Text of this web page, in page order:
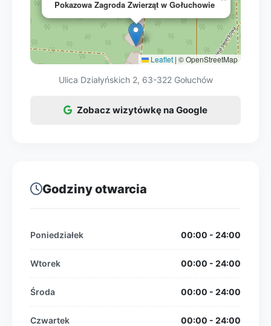
Pokazowa Zagroda Zwierząt w Gołuchowie
Leaflet | © OpenStreetMap
Ulica Działyńskich 2, 63-322 Gołuchów
Zobacz wizytówkę na Google
Godziny otwarcia
Poniedziałek 00:00 - 24:00
Wtorek 00:00 - 24:00
Środa 00:00 - 24:00
Czwartek 00:00 - 24:00